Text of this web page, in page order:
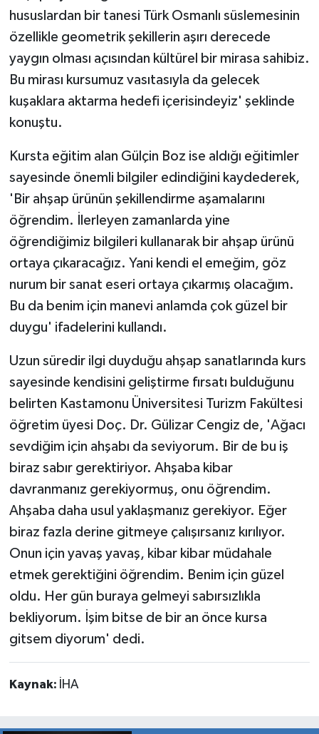
hususlardan bir tanesi Türk Osmanlı süslemesinin
özellikle geometrik şekillerin aşırı derecede
yaygın olması açısından kültürel bir mirasa sahibiz.
Bu mirası kursumuz vasıtasıyla da gelecek
kuşaklara aktarma hedefi içerisindeyiz' şeklinde
konuştu.
Kursta eğitim alan Gülçin Boz ise aldığı eğitimler
sayesinde önemli bilgiler edindiğini kaydederek,
'Bir ahşap ürünün şekillendirme aşamalarını
öğrendim. İlerleyen zamanlarda yine
öğrendiğimiz bilgileri kullanarak bir ahşap ürünü
ortaya çıkaracağız. Yani kendi el emeğim, göz
nurum bir sanat eseri ortaya çıkarmış olacağım.
Bu da benim için manevi anlamda çok güzel bir
duygu' ifadelerini kullandı.
Uzun süredir ilgi duyduğu ahşap sanatlarında kurs
sayesinde kendisini geliştirme fırsatı bulduğunu
belirten Kastamonu Üniversitesi Turizm Fakültesi
öğretim üyesi Doç. Dr. Gülizar Cengiz de, 'Ağacı
sevdiğim için ahşabı da seviyorum. Bir de bu iş
biraz sabır gerektiriyor. Ahşaba kibar
davranmanız gerekiyormuş, onu öğrendim.
Ahşaba daha usul yaklaşmanız gerekiyor. Eğer
biraz fazla derine gitmeye çalışırsanız kırılıyor.
Onun için yavaş yavaş, kibar kibar müdahale
etmek gerektiğini öğrendim. Benim için güzel
oldu. Her gün buraya gelmeyi sabırsızlıkla
bekliyorum. İşim bitse de bir an önce kursa
gitsem diyorum' dedi.
Kaynak: İHA